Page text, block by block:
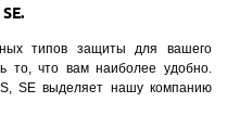
типов защиты для вашего
то, что вам наиболее удобно.
SE выделяет нашу компанию